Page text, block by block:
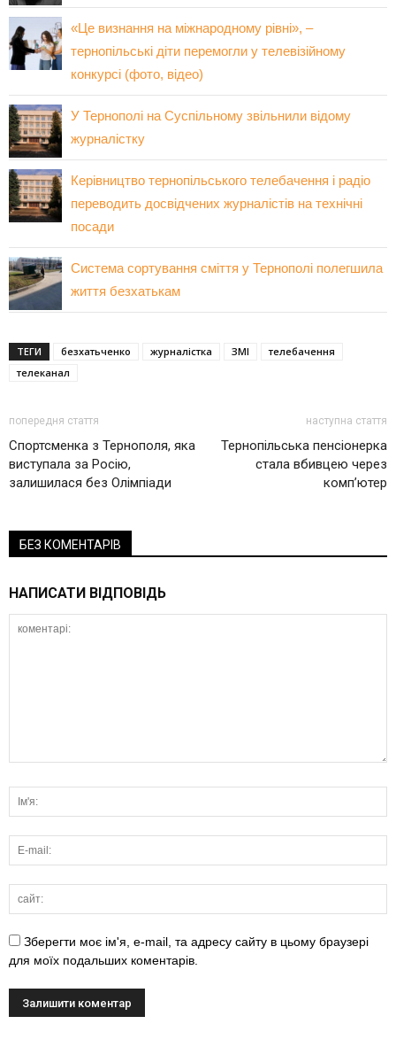
«Це визнання на міжнародному рівні», –
тернопільські діти перемогли у телевізійному
конкурсі (фото, відео)
У Тернополі на Суспільному звільнили відому
журналістку
Керівництво тернопільського телебачення і радіо
переводить досвідчених журналістів на технічні
посади
Система сортування сміття у Тернополі полегшила
життя безхатькам
ТЕГИ безхатьченко журналістка ЗМІ
телебачення
телеканал
попередня стаття
Спортсменка з Тернополя, яка
виступала за Росію,
залишилася без Олімпіади
наступна стаття
Тернопільська пенсіонерка
стала вбивцею через
комп’ютер
БЕЗ КОМЕНТАРІВ
НАПИСАТИ ВІДПОВІДЬ
Зберегти моє ім'я, e-mail, та адресу сайту в цьому браузері
для моїх подальших коментарів.